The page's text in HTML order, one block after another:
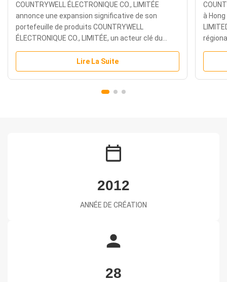
COUNTRYWELL ÉLECTRONIQUE CO., LIMITÉE
annonce une expansion significative de son
portefeuille de produits COUNTRYWELL
ÉLECTRONIQUE CO., LIMITÉE, un acteur clé du
électroniques à Shenzhen, a annoncé une
expansion significative de son portefeuille de
Lire La Suite
à Hong
2012
ANNÉE DE CRÉATION
28